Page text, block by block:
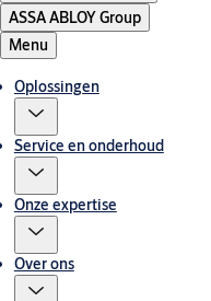
ASSA ABLOY Group
Menu
Oplossingen
Service en onderhoud
Onze expertise
Over ons